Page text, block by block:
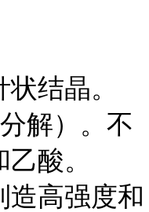
结晶。
解）。不
酸。
造高强度和